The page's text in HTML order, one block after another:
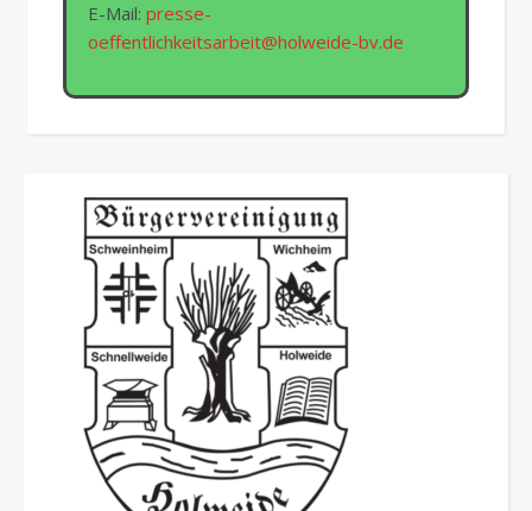
E-Mail: presse-
oeffentlichkeitsarbeit@holweide-bv.de